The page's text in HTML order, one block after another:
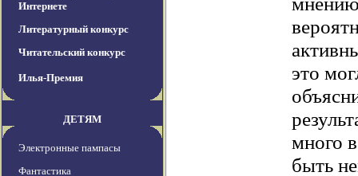
Интернете
Литературный конкурс
Читательский конкурс
Илья-Премия
ДЕТЯМ
Электронные пампасы
Фантастика
это
много
быть